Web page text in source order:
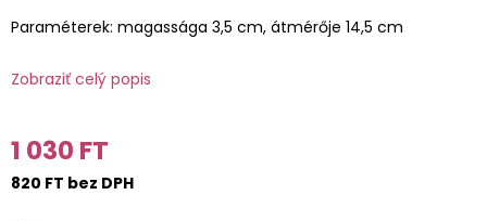
Paraméterek: magassága 3,5 cm, átmérője 14,5 cm
Zobraziť celý popis
1 030 FT
820 FT bez DPH